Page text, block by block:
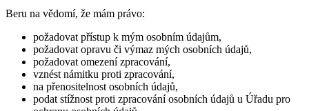
Beru na vědomí, že mám právo:
požadovat přístup k mým osobním údajům,
požadovat opravu či výmaz mých osobních údajů,
požadovat omezení zpracování,
vznést námitku proti zpracování,
na přenositelnost osobních údajů,
podat stížnost proti zpracování osobních údajů u Úřadu pro